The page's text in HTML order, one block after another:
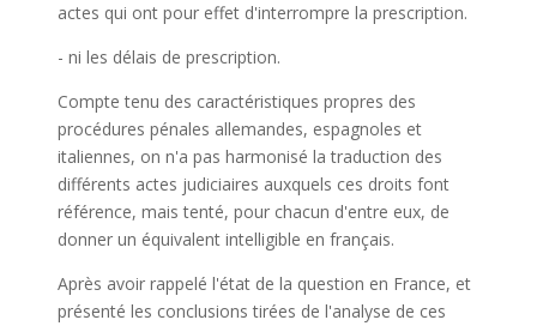
actes qui ont pour effet d'interrompre la prescription.
- ni les délais de prescription.
Compte tenu des caractéristiques propres des
procédures pénales allemandes, espagnoles et
italiennes, on n'a pas harmonisé la traduction des
différents actes judiciaires auxquels ces droits font
référence, mais tenté, pour chacun d'entre eux, de
donner un équivalent intelligible en français.
Après avoir rappelé l'état de la question en France, et
présenté les conclusions tirées de l'analyse de ces